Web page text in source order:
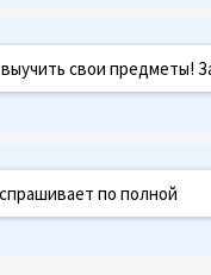
свои предметы!
по полной